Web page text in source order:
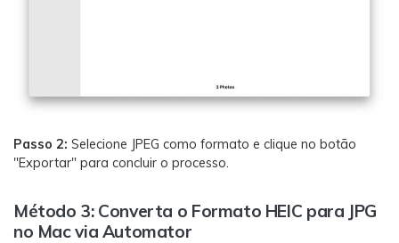
Passo 2: Selecione JPEG como formato e clique no botão
"Exportar" para concluir o processo.
Método 3: Converta o Formato HEIC para JPG
no Mac via Automator